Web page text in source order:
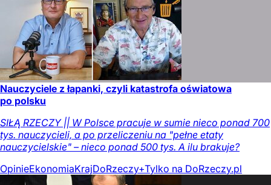
Nauczyciele z łapanki, czyli katastrofa oświatowa
po polsku
SIŁĄ RZECZY || W Polsce pracuje w sumie nieco ponad 700
tys. nauczycieli, a po przeliczeniu na "pełne etaty
nauczycielskie" – nieco ponad 500 tys. A ilu brakuje?
OpinieEkonomiaKrajDoRzeczy+Tylko na DoRzeczy.pl